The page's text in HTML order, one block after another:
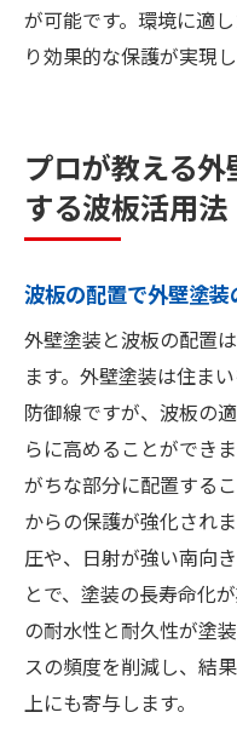
が可能です。環境に適
り効果的な保護が実現し
プロが教える
する波板活用法
波板の配置で外壁塗
外壁塗装と波板の配置
ます。外壁塗装は住ま
防御線ですが、波板の
らに高めることができ
がちな部分に配置する
からの保護が強化され
圧や、日射が強い南向
とで、塗装の長寿命化
の耐水性と耐久性が塗
スの頻度を削減し、結
上にも寄与します。